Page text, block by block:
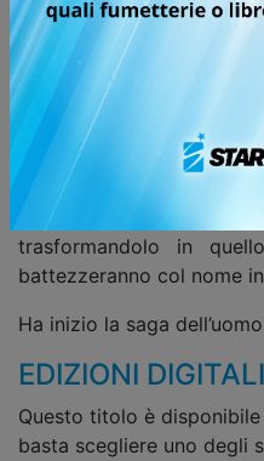
al mondo, tanto che
distruzione lo invadono
Hibino, che ora lavora
nello smaltimento delle
aspirava a diventare un
le unità speciali
difendere il Paese. Un
organismo si
trasformandolo in
battezzeranno col nome
Ha inizio la saga
EDIZIONI DIGITALI
Questo titolo è
basta scegliere uno degli